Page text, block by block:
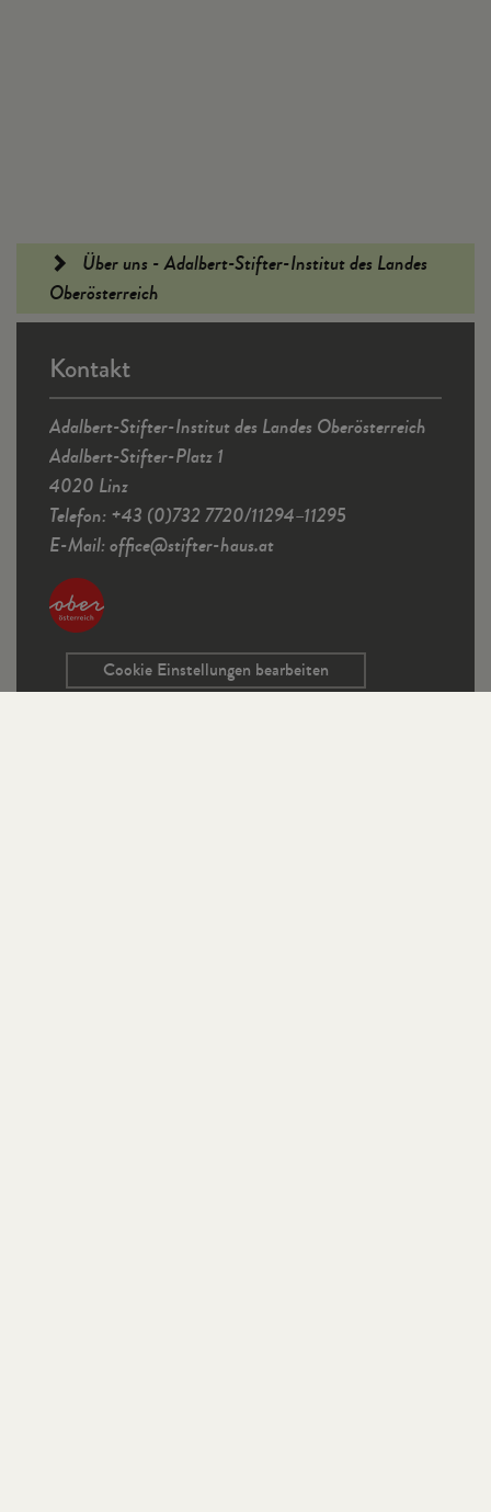
Fußleiste
Über uns - Adalbert-Stifter-Institut des Landes
Oberösterreich
Kontakt
Adalbert-Stifter-Institut des Landes Oberösterreich
Adalbert-Stifter-Platz 1
4020 Linz
Telefon: +43 (0)732 7720/11294–11295
E-Mail:office@stifter-haus.at
Cookie Einstellungen bearbeiten